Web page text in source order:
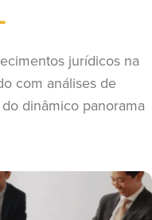
jurídicos na
com análises de
dinâmico panorama